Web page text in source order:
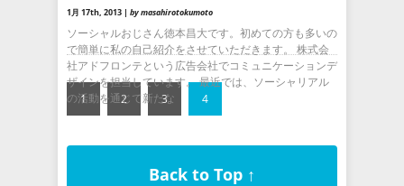
1月 17th, 2013 | by masahirotokumoto
ソーシャルおじさん徳本昌大です。初めての方も多いの
で簡単に私の自己紹介をさせていただきます。 株式会
社アドフロンテという広告会社でコミュニケーションデ
ザインを担当しています。 最近では、ソーシャリアル
の活動を通じて新たな
1 2 3 4
Back to Top ↑